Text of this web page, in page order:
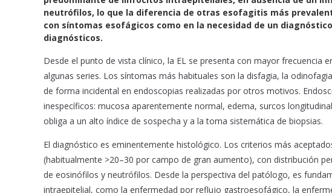
b
o
o
s
A
p
neutrófilos, lo que la diferencia de otras esofagitis más
con síntomas esofágicos como en la necesidad de un
diagnósticos.
Desde el punto de vista clínico, la EL se presenta con mayor frecuencia
algunas series. Los síntomas más habituales son la disfagia, la
de forma incidental en endoscopias realizadas por otros motivos.
inespecíficos: mucosa aparentemente normal, edema, surcos
obliga a un alto índice de sospecha y a la toma sistemática de biopsias.
El diagnóstico es eminentemente histológico. Los criterios más
(habitualmente >20–30 por campo de gran aumento), con distribución
de eosinófilos y neutrófilos. Desde la perspectiva del patólogo, es
intraepitelial, como la enfermedad por reflujo gastroesofágico, la